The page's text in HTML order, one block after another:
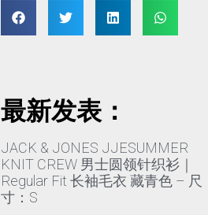
最新发表：
JACK & JONES JJESUMMER
KNIT CREW 男士圆领针织衫｜
Regular Fit 长袖毛衣 藏青色 – 尺
寸：S